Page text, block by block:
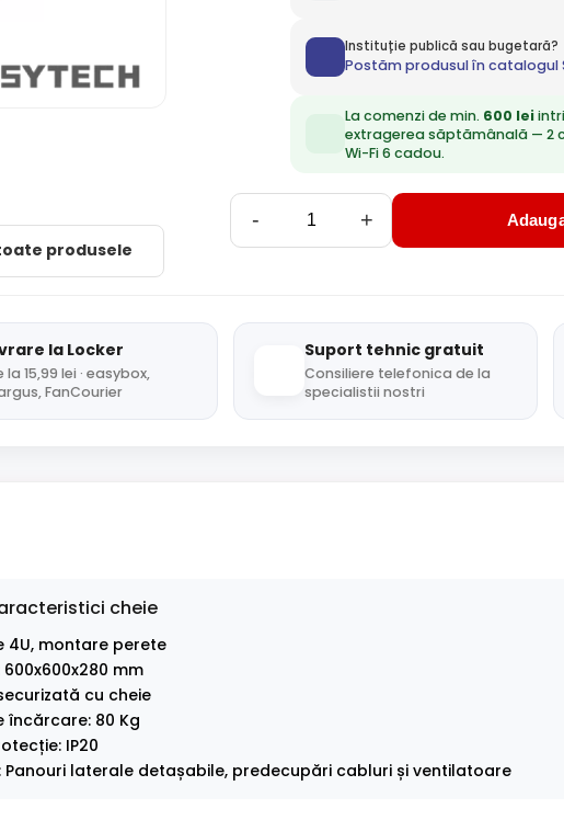
produsele
Instituție publică sau bugetară?
Postăm produsul în catalogul
La comenzi de min. 600 lei
extragerea săptămânală — 2
Wi-Fi 6 cadou.
- +
la Locker
la 15,99 lei · easybox,
FanCourier
Suport tehnic gratuit
Consiliere telefonica de la
specialistii nostri
cheie
4U, montare perete
600x600x280 mm
cu cheie
încărcare: 80 Kg
IP20
Panouri laterale detașabile, predecupări cabluri și ventilatoare